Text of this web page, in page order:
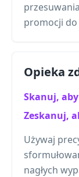
promocji
Opieka
Skanuj,
Zeskanuj,
Używaj
nagłych